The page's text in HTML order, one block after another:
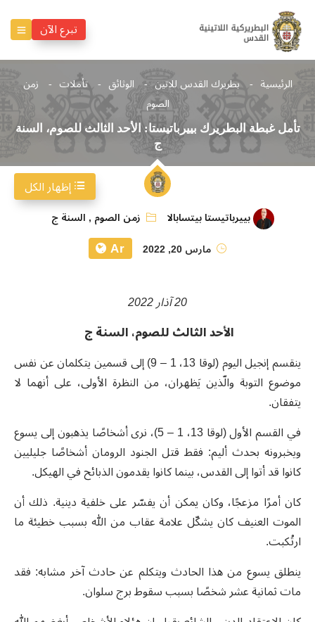
تبرع الآن
الرئيسية بطريرك القدس للاتين الوثائق تأملات
زمن
الصوم
تأمل غبطة البطريرك بييرباتيستا: الأحد الثالث للصوم، السنة
ج
بييرباتيستا بيتسابالا زمن الصوم , السنة ج
مارس 20, 2022
Ar
الأحد الثالث للصوم، السنة ج
ينقسم إنجيل اليوم (لوقا 13، 1 – 9) إلى قسمين يتكلمان عن نفس
موضوع التوبة والّذين يَظهران، من النظرة الأولى، على أنهما لا
يتفقان.
في القسم الأول (لوقا 13، 1 – 5)، نرى أشخاصًا يذهبون إلى يسوع
ويخبرونه بحدث أليم: فقط قتل الجنود الرومان أشخاصًا جليليين
كانوا قد أتوا إلى القدس، بينما كانوا يقدمون الذبائح في الهيكل.
كان أمرًا مزعجًا، وكان يمكن أن يفسّر على خلفية دينية. ذلك أن
الموت العنيف كان يشكّل علامة عقاب من الله بسبب خطيئة ما
ارتُكبت.
ينطلق يسوع من هذا الحادث ويتكلم عن حادث آخر مشابه: فقد
مات ثمانية عشر شخصًا بسبب سقوط برج سلوان.
إظهار الكل